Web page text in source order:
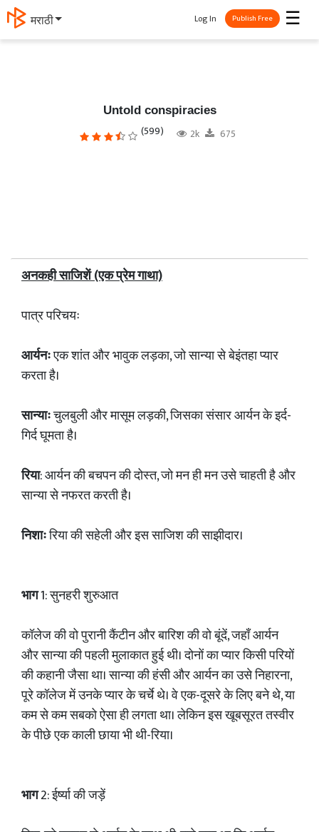
मराठी ☰
Log In Publish Free
Untold conspiracies
(599) 2k 675
अनकही साजिशें (एक प्रेम गाथा)
पात्र परिचयः
आर्यनःएक शांत और भावुक लड़का, जो सान्या से बेइंतहा प्यार
करता है।
सान्याःचुलबुली और मासूम लड़की, जिसका संसार आर्यन के इर्द-
गिर्द घूमता है।
रिया: आर्यन की बचपन की दोस्त, जो मन ही मन उसे चाहती है और
सान्या से नफरत करती है।
निशाःरिया की सहेली और इस साजिश की साझीदार।
भाग1: सुनहरी शुरुआत
कॉलेज की वो पुरानी कैंटीन और बारिश की वो बूंदें, जहाँ आर्यन
और सान्या की पहली मुलाकात हुई थी। दोनों का प्यार किसी परियों
की कहानी जैसा था। सान्या की हंसी और आर्यन का उसे निहारना,
पूरे कॉलेज में उनके प्यार के चर्चे थे। वे एक-दूसरे के लिए बने थे, या
कम से कम सबको ऐसा ही लगता था। लेकिन इस खूबसूरत तस्वीर
के पीछे एक काली छाया भी थी-रिया।
भाग2: ईर्ष्या की जड़ें